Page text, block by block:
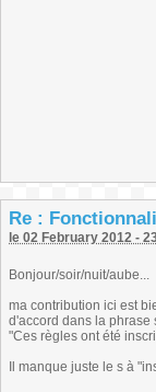
Re :
le 02 February 2012 -
Bonjour/soir/nuit/aube...
ma contribution ici est
d'accord dans la phrase
"Ces règles ont été
Il manque juste le s à